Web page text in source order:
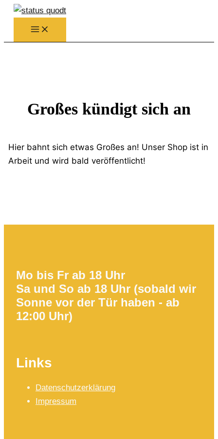
Zum
Inhalt
springen
Großes kündigt sich an
Hier bahnt sich etwas Großes an! Unser Shop ist in
Arbeit und wird bald veröffentlicht!
Mo bis Fr ab 18 Uhr
Sa und So ab 18 Uhr (sobald wir
Sonne vor der Tür haben - ab
12:00 Uhr)
Links
Datenschutzerklärung
Impressum